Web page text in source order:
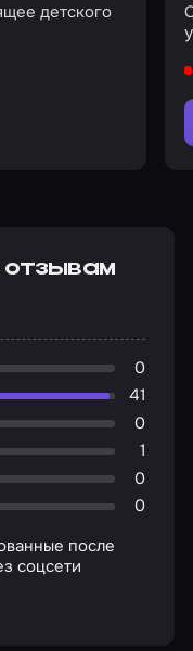
детского
отзывам
0
41
0
1
0
0
после
соцсети